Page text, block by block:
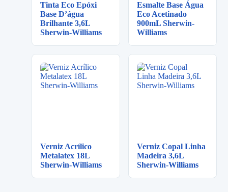
Tinta Eco Epóxi
Base D’água
Brilhante 3,6L
Sherwin-Williams
Esmalte Base Água
Eco Acetinado
900mL Sherwin-
Williams
Verniz Acrílico
Metalatex 18L
Sherwin-Williams
Verniz Copal Linha
Madeira 3,6L
Sherwin-Williams